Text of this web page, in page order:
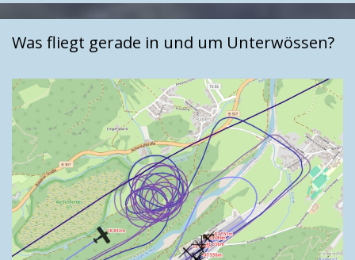
Was fliegt gerade in und um Unterwössen?